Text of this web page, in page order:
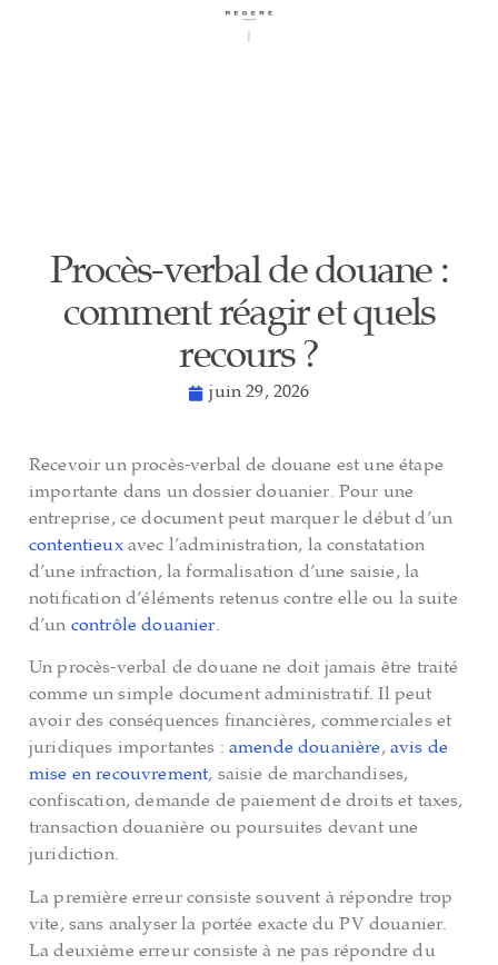
Procès-verbal de douane :
comment réagir et quels
recours ?
juin 29, 2026
Recevoir un procès-verbal de douane est une étape
importante dans un dossier douanier. Pour une
entreprise, ce document peut marquer le début d’un
contentieuxavec l’administration, la constatation
d’une infraction, la formalisation d’une saisie, la
notification d’éléments retenus contre elle ou la suite
d’un contrôle douanier.
Un procès-verbal de douane ne doit jamais être traité
comme un simple document administratif. Il peut
avoir des conséquences financières, commerciales et
juridiques importantes :amende douanière, avis de
mise en recouvrement, saisie de marchandises,
confiscation, demande de paiement de droits et taxes,
transaction douanière ou poursuites devant une
juridiction.
La première erreur consiste souvent à répondre trop
vite, sans analyser la portée exacte du PV douanier.
La deuxième erreur consiste à ne pas répondre du